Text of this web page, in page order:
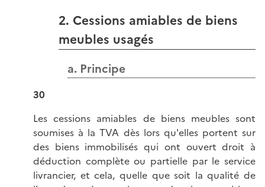
2. Cessions amiables de biens
meubles usagés
a. Principe
30
Les cessions amiables de biens meubles sont
soumises à la TVA dès lors qu'elles portent sur
des biens immobilisés qui ont ouvert droit à
déduction complète ou partielle par le service
livrancier, et cela, quelle que soit la qualité de